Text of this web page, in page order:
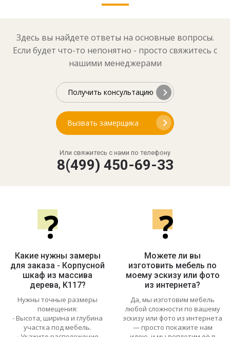
Здесь вы найдете ответы на основные вопросы.
Если будет что-то непонятно - просто свяжитесь с
нашими менеджерами
Получить консультацию
Вызвать замерщика
Или свяжитесь с нами по телефону
8(499) 450-69-33
?
Какие нужны замеры
для заказа - Корпусной
шкаф из массива
дерева, K117?
Нужны точные размеры
помещения:
- Высота, ширина и глубина
участка под мебель.
?
Можете ли вы
изготовить мебель по
моему эскизу или фото
из интернета?
Да, мы изготовим мебель
любой сложности по вашему
эскизу или фото из интернета
— просто покажите нам